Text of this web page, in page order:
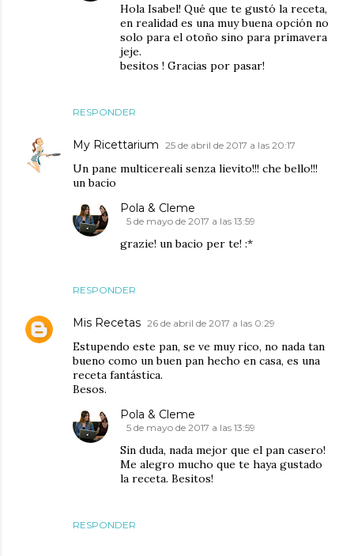
RESPONDER
Hola Isabel! Qué que te gustó la receta,
en realidad es una muy buena opción no
solo para el otoño sino para primavera
jeje.
besitos ! Gracias por pasar!
My Ricettarium 25 de abril de 2017 a las 20:17
Un pane multicereali senza lievito!!! che bello!!!
un bacio
RESPONDER
Pola & Cleme
5 de mayo de 2017 a las 13:59
grazie! un bacio per te! :*
Mis Recetas 26 de abril de 2017 a las 0:29
Estupendo este pan, se ve muy rico, no nada tan
bueno como un buen pan hecho en casa, es una
receta fantástica.
Besos.
RESPONDER
Pola & Cleme
5 de mayo de 2017 a las 13:59
Sin duda, nada mejor que el pan casero!
Me alegro mucho que te haya gustado
la receta. Besitos!